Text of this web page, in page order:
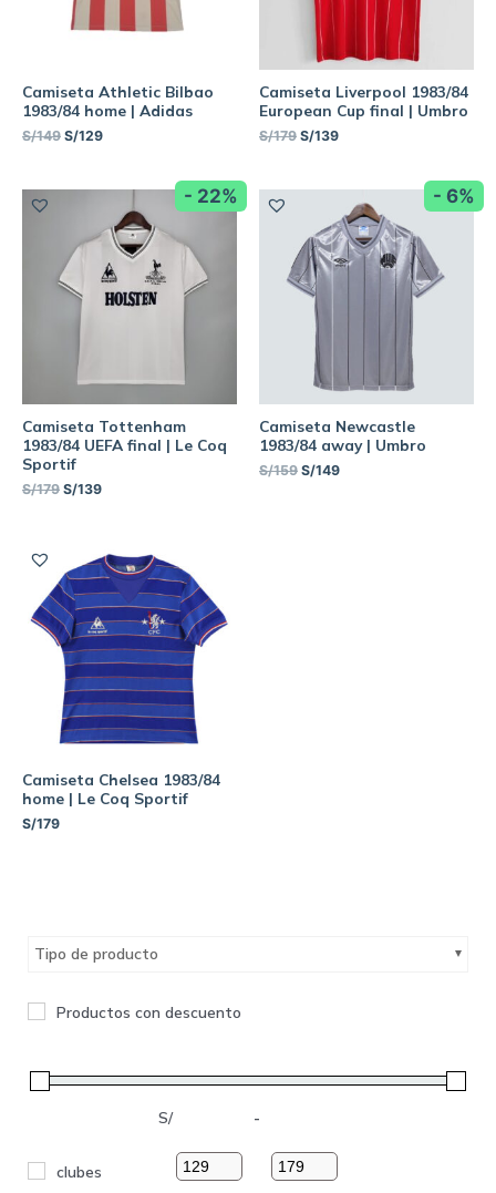
Tipo de producto
Productos con descuento
S/ -
clubes
Camiseta Athletic Bilbao
1983/84 home | Adidas
S/149 S/129
Camiseta Liverpool 1983/84
European Cup final | Umbro
S/179 S/139
- 22%
Camiseta Tottenham
1983/84 UEFA final | Le Coq
Sportif
S/179 S/139
- 6%
Camiseta Newcastle
1983/84 away | Umbro
S/159 S/149
Camiseta Chelsea 1983/84
home | Le Coq Sportif
S/179